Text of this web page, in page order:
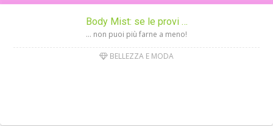
Body Mist: se le provi …
… non puoi più farne a meno!
BELLEZZA E MODA